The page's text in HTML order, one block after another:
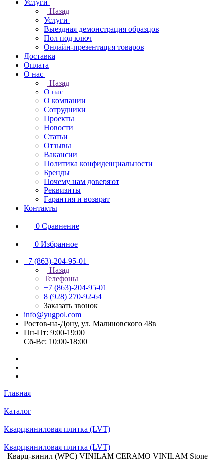
Услуги
Назад
Услуги
Выездная демонстрация образцов
Пол под ключ
Онлайн-презентация товаров
Доставка
Оплата
О нас
Назад
О нас
О компании
Сотрудники
Проекты
Новости
Статьи
Отзывы
Вакансии
Политика конфиденциальности
Бренды
Почему нам доверяют
Реквизиты
Гарантия и возврат
Контакты
0 Сравнение
0 Избранное
+7 (863)-204-95-01
Назад
Телефоны
+7 (863)-204-95-01
8 (928) 270-92-64
Заказать звонок
info@yugpol.com
Ростов-на-Дону, ул. Малиновского 48в
Пн-Пт: 9:00-19:00
Cб-Вс: 10:00-18:00
Главная
Каталог
Кварцвиниловая плитка (LVT)
Кварцвиниловая плитка (LVT)
Кварц-винил (WPC) VINILAM CERAMO VINILAM Stone